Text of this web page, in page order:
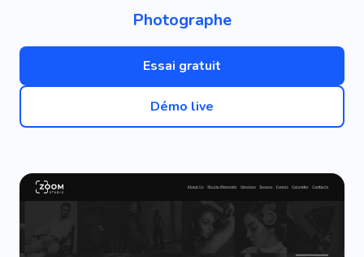
Photographe
Essai gratuit
Démo live